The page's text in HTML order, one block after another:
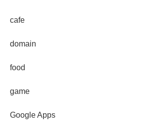
cafe
domain
food
game
Google Apps